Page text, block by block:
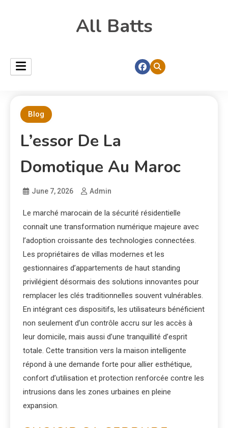
All Batts
Blog
L’essor De La
Domotique Au Maroc
June 7, 2026 Admin
Le marché marocain de la sécurité résidentielle
connaît une transformation numérique majeure avec
l’adoption croissante des technologies connectées.
Les propriétaires de villas modernes et les
gestionnaires d’appartements de haut standing
privilégient désormais des solutions innovantes pour
remplacer les clés traditionnelles souvent vulnérables.
En intégrant ces dispositifs, les utilisateurs bénéficient
non seulement d’un contrôle accru sur les accès à
leur domicile, mais aussi d’une tranquillité d’esprit
totale. Cette transition vers la maison intelligente
répond à une demande forte pour allier esthétique,
confort d’utilisation et protection renforcée contre les
intrusions dans les zones urbaines en pleine
expansion.